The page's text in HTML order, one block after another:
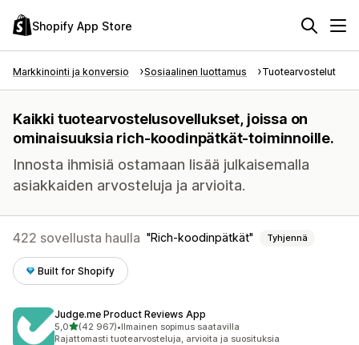
Shopify App Store
Markkinointi ja konversio Sosiaalinen luottamus Tuotearvostelut
Kaikki tuotearvostelusovellukset, joissa on
ominaisuuksia rich-koodinpätkät-toiminnoille.
Innosta ihmisiä ostamaan lisää julkaisemalla
asiakkaiden arvosteluja ja arvioita.
422 sovellusta haulla Rich-koodinpätkät Tyhjennä
Built for Shopify
Judge.me Product Reviews App
5,0/ 5 tähteä
(42 967)
42967 arvostelua yhteensä
•Ilmainen sopimus saatavilla
Rajattomasti tuotearvosteluja, arvioita ja suosituksia